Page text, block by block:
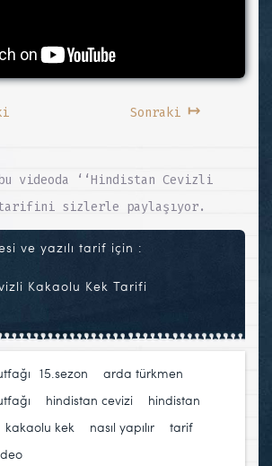
Sonraki ↦
videoda ‘‘Hindistan Cevizli
tarifini sizlerle paylaşıyor.
ve yazılı tarif için :
Kakaolu Kek Tarifi
15.sezon arda türkmen
hindistan cevizi
hindistan
kakaolu kek nasıl yapılır tarif